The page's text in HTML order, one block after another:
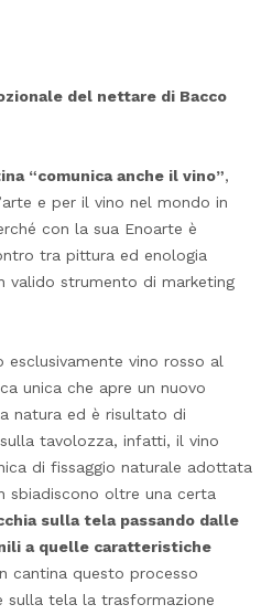
del nettare di Bacco
“comunica anche il vino”,
e per il vino nel mondo in
con la sua Enoarte è
tra pittura ed enologia
valido strumento di marketing
esclusivamente vino rosso al
unica che apre un nuovo
natura ed è risultato di
sulla tavolozza, infatti, il vino
di fissaggio naturale adottata
sbiadiscono oltre una certa
sulla tela passando dalle
a quelle caratteristiche
cantina questo processo
sulla tela la trasformazione